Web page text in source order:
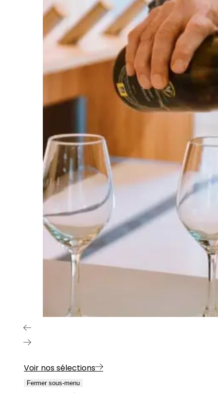
Voir nos sélections
Fermer sous-menu